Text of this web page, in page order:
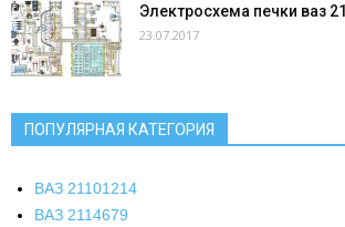
Электросхема печки ваз
23.07.2017
ПОПУЛЯРНАЯ КАТЕГОРИЯ
ВАЗ 21101214
ВАЗ 2114679